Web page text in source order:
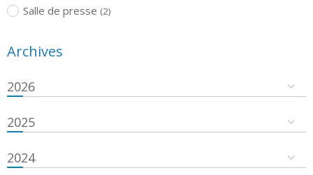
Salle de presse (2)
Archives
2026
2025
2024